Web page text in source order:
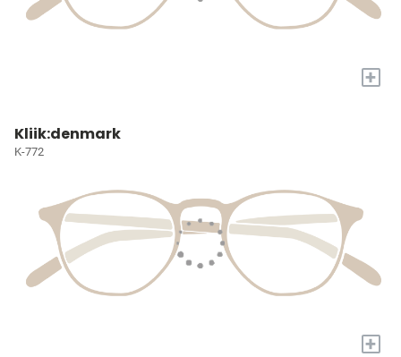
+
Kliik:denmark
K-772
+